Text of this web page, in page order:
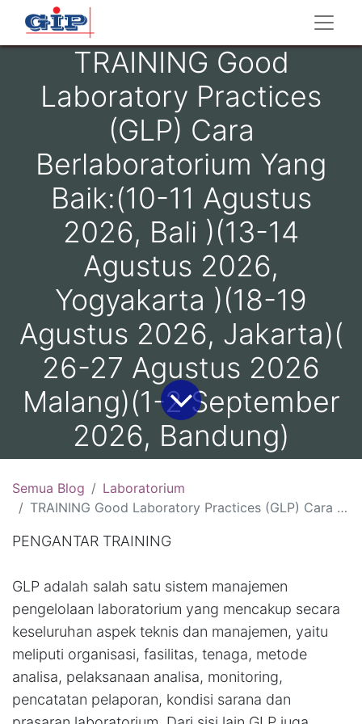
TRAINING Good
Laboratory Practices
(GLP) Cara
Berlaboratorium Yang
Baik:(10-11 Agustus
2026, Bali )(13-14
Agustus 2026,
Yogyakarta )(18-19
Agustus 2026, Jakarta)(
26-27 Agustus 2026
Malang)(1-2 September
2026, Bandung)
Semua Blog
Laboratorium
TRAINING Good Laboratory Practices (GLP) Cara Berlaboratorium Yang Baik:(10-11 Agustus 2026, Bali )(13-14 Agustus 2026, Yogyakarta )(18-19 Agustus 2026, Jakarta)( 26-27 Agustus 2026 Malang)(1-2 September 2026, Bandung)
PENGANTAR TRAINING
GLP adalah salah satu sistem manajemen
pengelolaan laboratorium yang mencakup secara
keseluruhan aspek teknis dan manajemen, yaitu
meliputi organisasi, fasilitas, tenaga, metode
analisa, pelaksanaan analisa, monitoring,
pencatatan pelaporan, kondisi sarana dan